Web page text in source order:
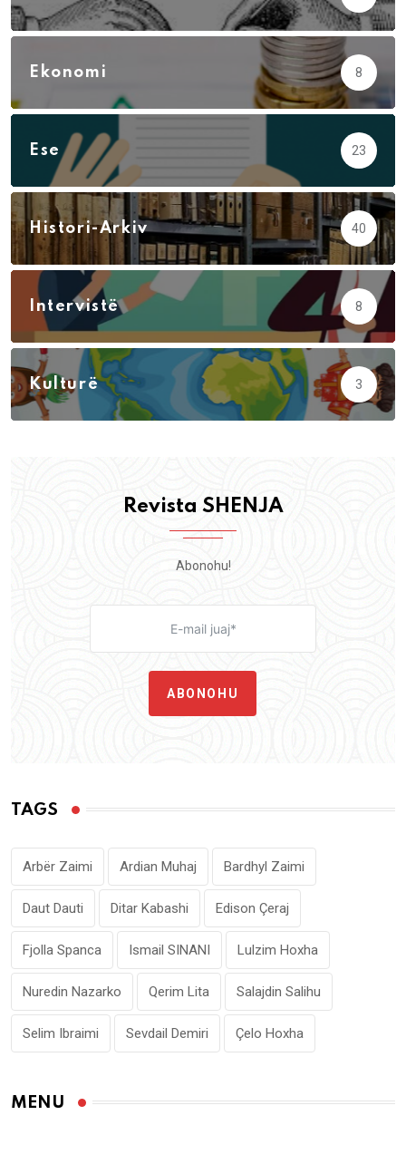
Ekonomi 8
Ese 23
Histori-Arkiv 40
Intervistë 8
Kulturë 3
Revista SHENJA
Abonohu!
ABONOHU
TAGS
Arbër Zaimi Ardian Muhaj Bardhyl Zaimi
Daut Dauti Ditar Kabashi Edison Çeraj
Fjolla Spanca Ismail SINANI Lulzim Hoxha
Nuredin Nazarko Qerim Lita Salajdin Salihu
Selim Ibraimi Sevdail Demiri Çelo Hoxha
MENU